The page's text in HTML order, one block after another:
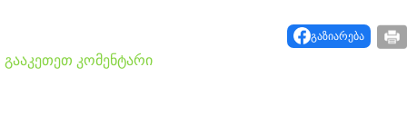
გაზიარება
გააკეთეთ კომენტარი